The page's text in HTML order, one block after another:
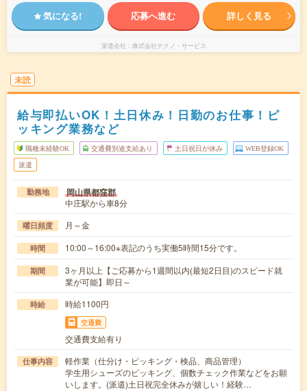
気になる! 応募へ進む 詳しく見る
派遣会社 株式会社テクノ・サービス
未読
給与即払いOK！土日休み！日勤のお仕事！ピ
ッキング業務など
職種未経験OK 交通費別途支給あり 土日祝日が休み WEB登録OK
派遣
勤務地 岡山県都窪郡
中庄駅から車8分
曜日頻度 月～金
時間 10:00～16:00※表記のうち実働5時間15分です。
期間
3ヶ月以上【ご応募から1週間以内(最短2日目)のスピード就
業が可能】即日～
時給 時給1100円
交通費
交通費支給有り
仕事内容
軽作業（仕分け・ピッキング・検品、商品管理）
学生用シューズのピッキング、個数チェック作業などをお願
いします。(派遣)土日祝完全休みが嬉しい！経験…